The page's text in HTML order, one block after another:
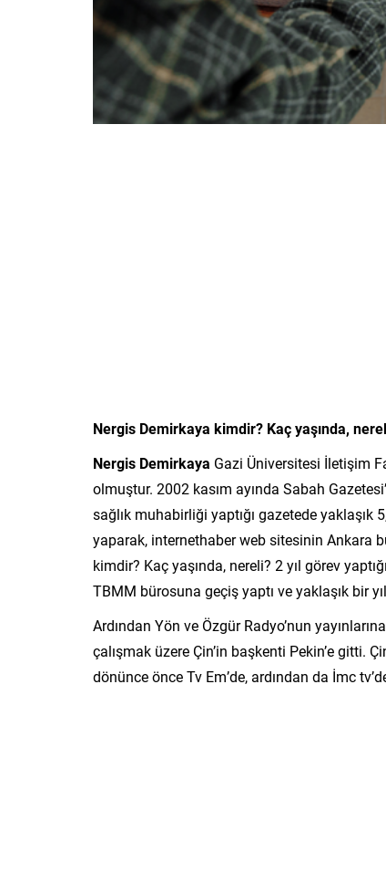
Nergis Demirkaya kimdir? Kaç yaşında,
Nergis Demirkaya Gazi Üniversitesi İletişim
olmuştur. 2002 kasım ayında Sabah
sağlık muhabirliği yaptığı gazetede yaklaşık
yaparak, internethaber web sitesinin Ankara
kimdir? Kaç yaşında, nereli? 2 yıl görev
TBMM bürosuna geçiş yaptı ve yaklaşık bir
Ardından Yön ve Özgür Radyo’nun
çalışmak üzere Çin’in başkenti Pekin’e gitti.
dönünce önce Tv Em’de, ardından da İmc